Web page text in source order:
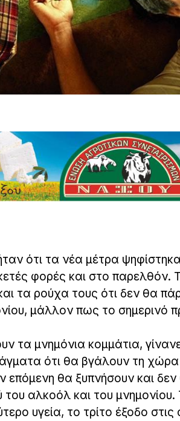
ότι τα νέα μέτρα
φορές και στο παρελθόν.
τα ρούχα τους ότι δεν θα
μάλλον πως το σημερινό
τα μνημόνια κομμάτια,
ότι θα βγάλουν τη
επόμενη θα ξυπνήσουν και
του αλκοόλ και του
υγεία, το τρίτο έξοδο